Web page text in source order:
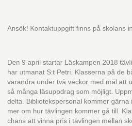
Ansök! Kontaktuppgift finns på skolans
Den 9 april startar Läskampen 2018
har utmanat S:t Petri. Klasserna på de
varandra under två veckor med mål att
så många läsuppdrag som möjligt.
delta. Bibliotekspersonal kommer
mer om hur tävlingen kommer gå till.
chans att vinna pris i tävlingen mellan